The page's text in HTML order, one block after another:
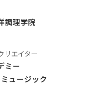
調理学院
リエイター
ミー
ュージック